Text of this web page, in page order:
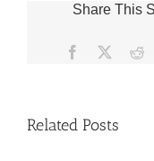
Share This
Facebook
Related Posts